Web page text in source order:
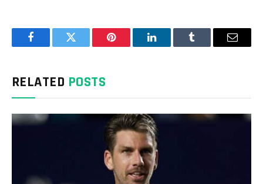
FacebookTwitter Pinterest LinkedInTumblr Email
RELATED POSTS